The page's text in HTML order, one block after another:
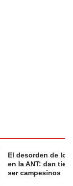
El desorden de
en la ANT: dan
ser campesinos